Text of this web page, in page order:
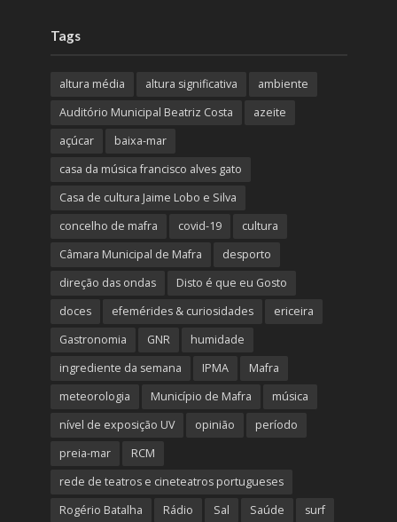
Tags
altura média altura significativa
ambiente
Auditório Municipal Beatriz Costa
azeite
açúcar
baixa-mar
casa da música francisco alves gato
Casa de cultura Jaime Lobo e Silva
concelho de mafra
covid-19
cultura
Câmara Municipal de Mafra
desporto
direção das ondas
Disto é que eu Gosto
doces
efemérides & curiosidades
ericeira
Gastronomia
GNR
humidade
ingrediente da semana
IPMA
Mafra
meteorologia
Município de Mafra
música
nível de exposição UV
opinião
período
preia-mar
RCM
rede de teatros e cineteatros portugueses
Rogério Batalha
Rádio Sal Saúde surf